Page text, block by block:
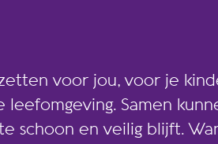
voor jou, voor je
leefomgeving. Samen
schoon en veilig blijft.